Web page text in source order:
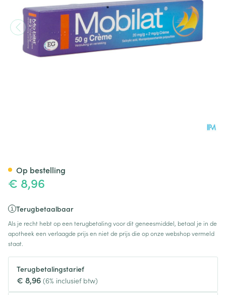
€ 8,96
Terugbetaalbaar
Als je recht hebt op een terugbetaling voor dit geneesmiddel, betaal je in de
apotheek een verlaagde prijs en niet de prijs die op onze webshop vermeld
staat.
Terugbetalingstarief
€ 8,96 (6% inclusief btw)
Op bestelling